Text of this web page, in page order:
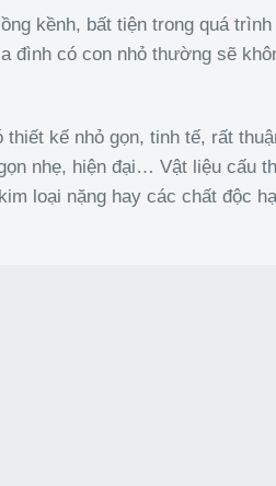
kềnh, bất tiện trong quá trình
đình có con nhỏ thường sẽ
kế nhỏ gọn, tinh tế, rất
nhẹ, hiện đại… Vật liệu cấu
loại nặng hay các chất độc